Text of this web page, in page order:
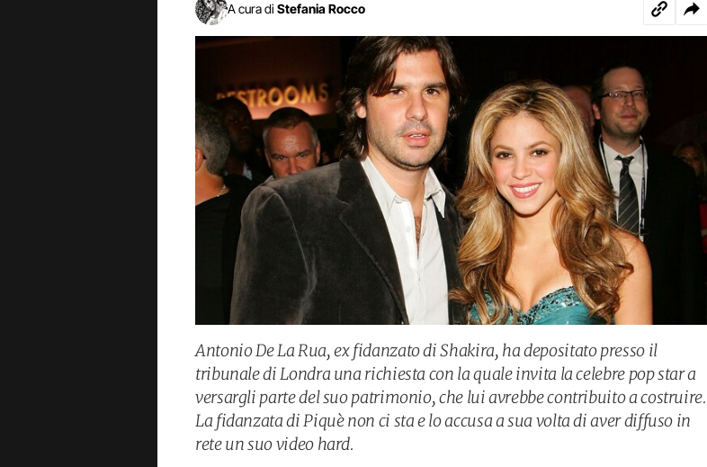
A cura di Stefania Rocco
Antonio De La Rua, ex fidanzato di Shakira, ha depositato presso il
tribunale di Londra una richiesta con la quale invita la celebre pop star a
versargli parte del suo patrimonio, che lui avrebbe contribuito a costruire.
La fidanzata di Piquè non ci sta e lo accusa a sua volta di aver diffuso in
rete un suo video hard.